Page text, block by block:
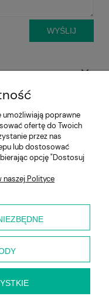
WYŚLIJ
umożliwiają poprawne
ofertę do Twoich
przez nas
lub dostosować
opcję "Dostosuj
naszej Polityce